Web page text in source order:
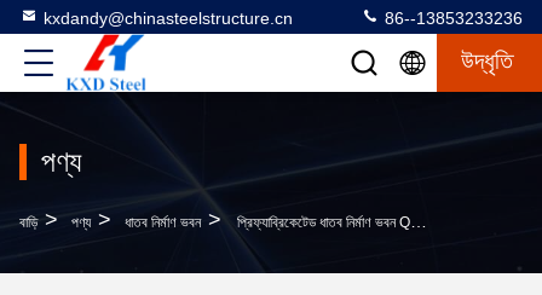
kxdandy@chinasteelstructure.cn 86--13853233236
উদ্ধৃতি
পণ্য
বাড়ি > পণ্য > ধাতব নির্মাণ ভবন > প্রিফ্যাব্রিকেটেড ধাতব নির্মাণ ভবন Q355b Q235b ইস্পাত ফ্রেম নির্মাণ ভবন